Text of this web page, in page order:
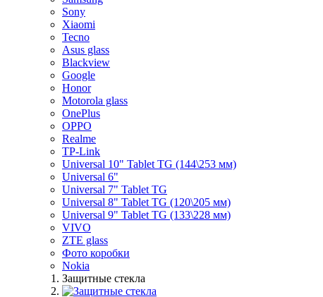
Sony
Xiaomi
Tecno
Asus glass
Blackview
Google
Honor
Motorola glass
OnePlus
OPPO
Realme
TP-Link
Universal 10" Tablet TG (144\253 мм)
Universal 6"
Universal 7" Tablet TG
Universal 8" Tablet TG (120\205 мм)
Universal 9" Tablet TG (133\228 мм)
VIVO
ZTE glass
Фото коробки
Nokia
Защитные стекла